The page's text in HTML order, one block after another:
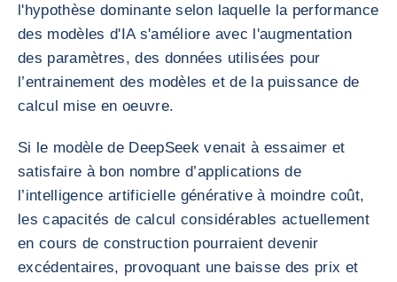
l'hypothèse dominante selon laquelle la performance
des modèles d'IA s'améliore avec l'augmentation
des paramètres, des données utilisées pour
l’entrainement des modèles et de la puissance de
calcul mise en oeuvre.
Si le modèle de DeepSeek venait à essaimer et
satisfaire à bon nombre d’applications de
l’intelligence artificielle générative à moindre coût,
les capacités de calcul considérables actuellement
en cours de construction pourraient devenir
excédentaires, provoquant une baisse des prix et